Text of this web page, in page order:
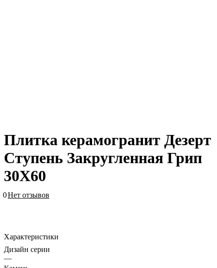
Плитка керамогранит Дезерт
Ступень Закругленная Грип
30X60
0Нет отзывов
Характеристики
Дизайн серии
—